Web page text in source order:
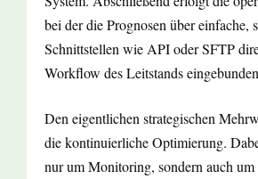
bei der die Prognosen über einfache,
Schnittstellen wie API oder SFTP
Workflow des Leitstands
Den eigentlichen strategischen
die kontinuierliche Optimierung.
nur um Monitoring, sondern auch um